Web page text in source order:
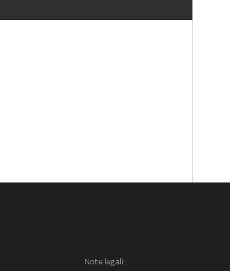
Note legali: